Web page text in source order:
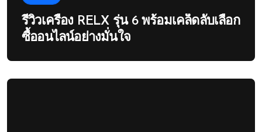
รีวิวเครื่อง RELX รุ่น 6 พร้อมเคล็ดลับเลือก
ซื้ออนไลน์อย่างมั่นใจ